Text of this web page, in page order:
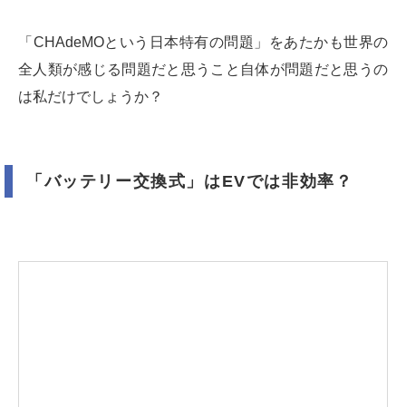
「CHAdeMOという日本特有の問題」をあたかも世界の
全人類が感じる問題だと思うこと自体が問題だと思うの
は私だけでしょうか？
「バッテリー交換式」はEVでは非効率？